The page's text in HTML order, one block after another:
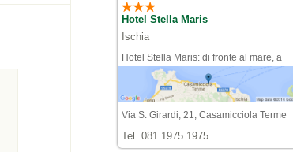
Hotel Stella Maris
Ischia
Hotel Stella Maris: di fronte al mare, a
pochi passi dal centro
Via S. Girardi, 21, Casamicciola Terme
Tel. 081.1975.1975